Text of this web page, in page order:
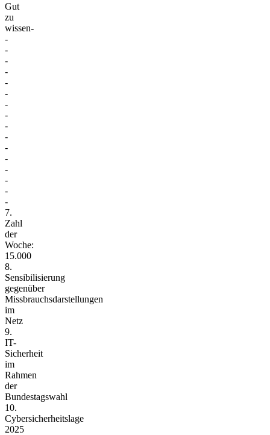
Gut
zu
wissen-
-
-
-
-
-
-
-
-
-
-
-
-
-
-
-
-
7.
Zahl
der
Woche:
15.000
8.
Sensibilisierung
gegenüber
Missbrauchsdarstellungen
im
Netz
9.
IT-
Sicherheit
im
Rahmen
der
Bundestagswahl
10.
Cybersicherheitslage
2025